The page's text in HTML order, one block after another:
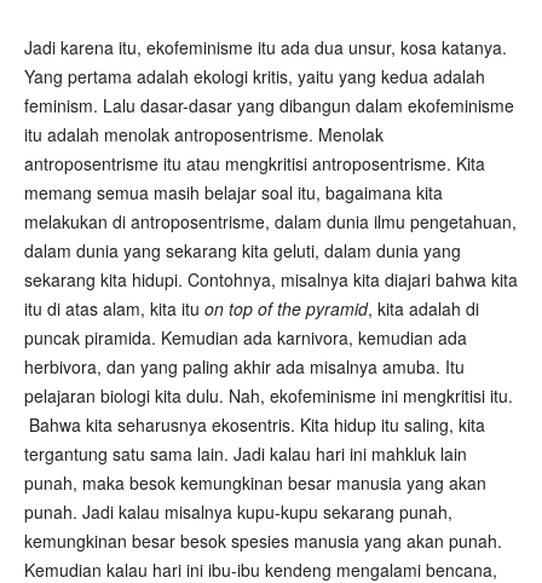
Jadi karena itu, ekofeminisme itu ada dua unsur, kosa katanya.
Yang pertama adalah ekologi kritis, yaitu yang kedua adalah
feminism. Lalu dasar-dasar yang dibangun dalam ekofeminisme
itu adalah menolak antroposentrisme. Menolak
antroposentrisme itu atau mengkritisi antroposentrisme. Kita
memang semua masih belajar soal itu, bagaimana kita
melakukan di antroposentrisme, dalam dunia ilmu pengetahuan,
dalam dunia yang sekarang kita geluti, dalam dunia yang
sekarang kita hidupi. Contohnya, misalnya kita diajari bahwa kita
itu di atas alam, kita itu on top of the pyramid, kita adalah di
puncak piramida. Kemudian ada karnivora, kemudian ada
herbivora, dan yang paling akhir ada misalnya amuba. Itu
pelajaran biologi kita dulu. Nah, ekofeminisme ini mengkritisi itu.
Bahwa kita seharusnya ekosentris. Kita hidup itu saling, kita
tergantung satu sama lain. Jadi kalau hari ini mahkluk lain
punah, maka besok kemungkinan besar manusia yang akan
punah. Jadi kalau misalnya kupu-kupu sekarang punah,
kemungkinan besar besok spesies manusia yang akan punah.
Kemudian kalau hari ini ibu-ibu kendeng mengalami bencana,